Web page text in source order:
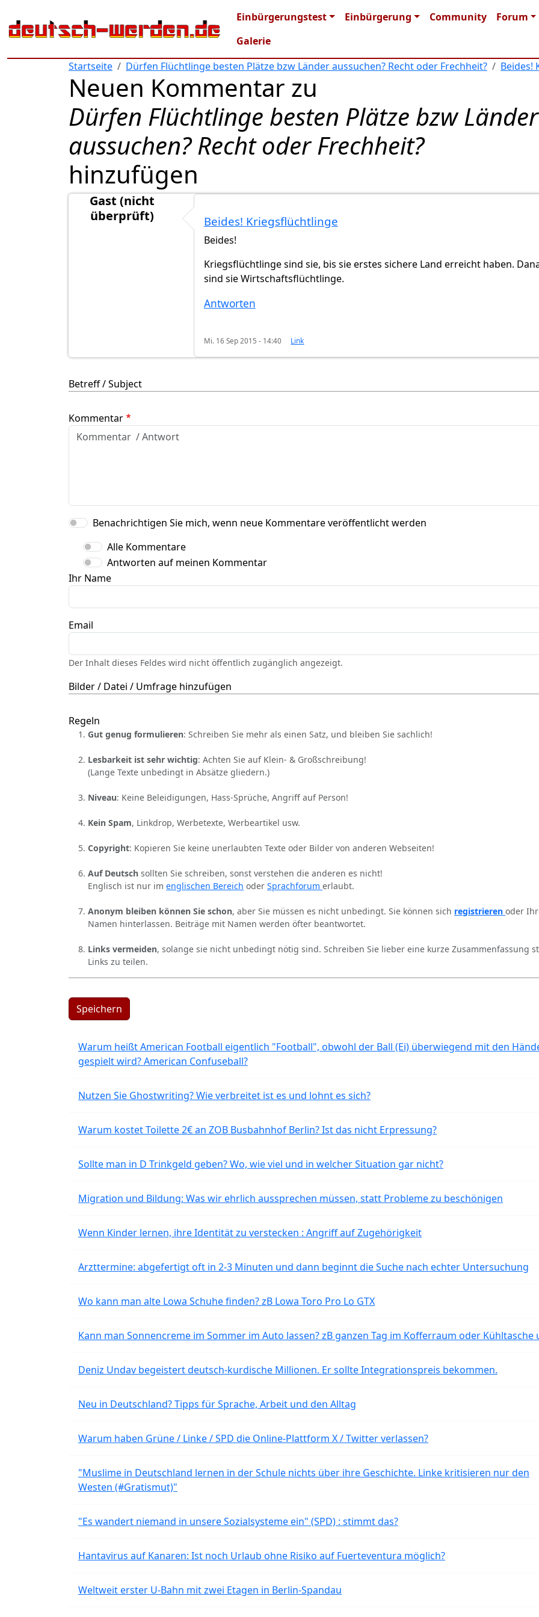
Main navigation
Einbürgerungstest Einbürgerung Community
Forum
Galerie
Startseite
Dürfen Flüchtlinge besten Plätze bzw Länder aussuchen? Recht oder Frechheit? Beides!
Neuen Kommentar zu
Dürfen Flüchtlinge besten Plätze bzw Länder
aussuchen? Recht oder Frechheit?
hinzufügen
Gast (nicht
überprüft)
Beides! Kriegsflüchtlinge
Beides!
Kriegsflüchtlinge sind sie, bis sie erstes sichere Land erreicht haben.
sind sie Wirtschaftsflüchtlinge.
Antworten
Mi. 16 Sep 2015 - 14:40 Link
Betreff / Subject
Kommentar
Benachrichtigen Sie mich, wenn neue Kommentare veröffentlicht werden
Alle Kommentare
Antworten auf meinen Kommentar
Ihr Name
Email
Der Inhalt dieses Feldes wird nicht öffentlich zugänglich angezeigt.
Bilder / Datei / Umfrage hinzufügen
Regeln
Gut genug formulieren: Schreiben Sie mehr als einen Satz, und bleiben Sie sachlich!
Lesbarkeit ist sehr wichtig: Achten Sie auf Klein- & Großschreibung!
(Lange Texte unbedingt in Absätze gliedern.)
Niveau: Keine Beleidigungen, Hass-Sprüche, Angriff auf Person!
Kein Spam, Linkdrop, Werbetexte, Werbeartikel usw.
Copyright: Kopieren Sie keine unerlaubten Texte oder Bilder von anderen Webseiten!
Auf Deutsch sollten Sie schreiben, sonst verstehen die anderen es nicht!
Englisch ist nur im englischen Bereich oder Sprachforum erlaubt.
Anonym bleiben können Sie schon, aber Sie müssen es nicht unbedingt. Sie können sich registrieren oder
Namen hinterlassen. Beiträge mit Namen werden öfter beantwortet.
Links vermeiden, solange sie nicht unbedingt nötig sind. Schreiben Sie lieber eine kurze Zusammenfassung
Links zu teilen.
Speichern
Warum heißt American Football eigentlich "Football", obwohl der Ball (Ei) überwiegend mit den
gespielt wird? American Confuseball?
Nutzen Sie Ghostwriting? Wie verbreitet ist es und lohnt es sich?
Warum kostet Toilette 2€ an ZOB Busbahnhof Berlin? Ist das nicht Erpressung?
Sollte man in D Trinkgeld geben? Wo, wie viel und in welcher Situation gar nicht?
Migration und Bildung: Was wir ehrlich aussprechen müssen, statt Probleme zu beschönigen
Wenn Kinder lernen, ihre Identität zu verstecken : Angriff auf Zugehörigkeit
Arzttermine: abgefertigt oft in 2-3 Minuten und dann beginnt die Suche nach echter Untersuchung
Wo kann man alte Lowa Schuhe finden? zB Lowa Toro Pro Lo GTX
Kann man Sonnencreme im Sommer im Auto lassen? zB ganzen Tag im Kofferraum oder Kühltasche
Deniz Undav begeistert deutsch-kurdische Millionen. Er sollte Integrationspreis bekommen.
Neu in Deutschland? Tipps für Sprache, Arbeit und den Alltag
Warum haben Grüne / Linke / SPD die Online-Plattform X / Twitter verlassen?
"Muslime in Deutschland lernen in der Schule nichts über ihre Geschichte. Linke kritisieren nur den
Westen (#Gratismut)"
"Es wandert niemand in unsere Sozialsysteme ein" (SPD) : stimmt das?
Hantavirus auf Kanaren: Ist noch Urlaub ohne Risiko auf Fuerteventura möglich?
Weltweit erster U-Bahn mit zwei Etagen in Berlin-Spandau